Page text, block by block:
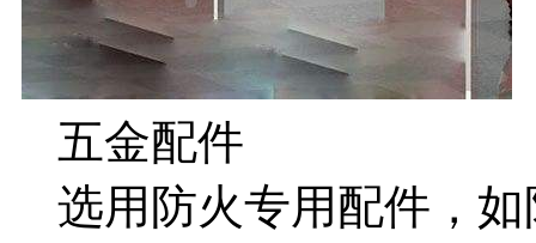
五金配件
选用防火专用配件，如